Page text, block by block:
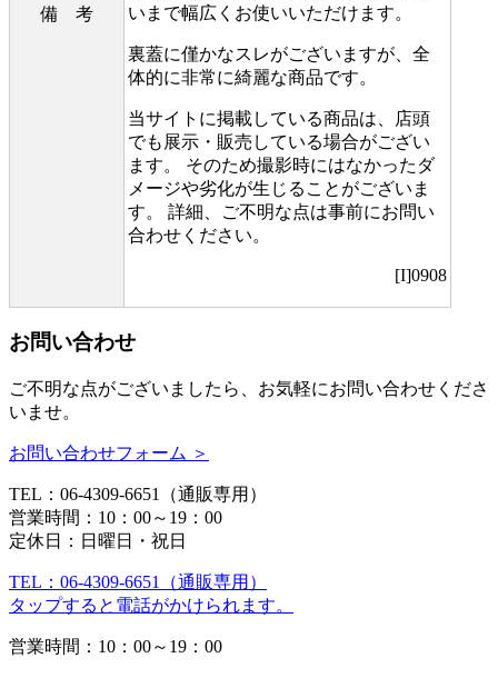
備 考
いまで幅広くお使いいただけます。
裏蓋に僅かなスレがございますが、全
体的に非常に綺麗な商品です。
当サイトに掲載している商品は、店頭
でも展示・販売している場合がござい
ます。 そのため撮影時にはなかったダ
メージや劣化が生じることがございま
す。 詳細、ご不明な点は事前にお問い
合わせください。
[I]0908
お問い合わせ
ご不明な点がございましたら、お気軽にお問い合わせくださ
いませ。
お問い合わせフォーム ＞
TEL：06-4309-6651（通販専用）
営業時間：10：00～19：00
定休日：日曜日・祝日
TEL：06-4309-6651（通販専用）
タップすると電話がかけられます。
営業時間：10：00～19：00